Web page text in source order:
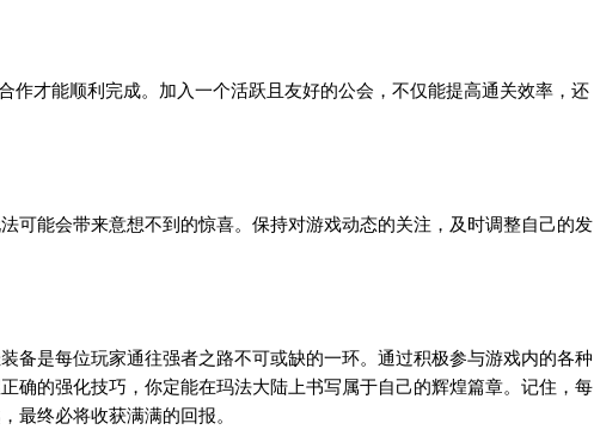
才能顺利完成。加入一个活跃且友好的公会，不仅能提高通关效率，还
能会带来意想不到的惊喜。保持对游戏动态的关注，及时调整自己的发
备是每位玩家通往强者之路不可或缺的一环。通过积极参与游戏内的各种
确的强化技巧，你定能在玛法大陆上书写属于自己的辉煌篇章。记住，每
最终必将收获满满的回报。